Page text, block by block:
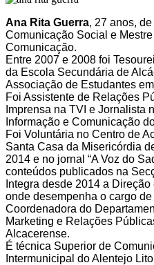
Ana Rita Guerra, 27 anos,
Comunicação Social e
Comunicação.
Entre 2007 e 2008 foi
da Escola Secundária de
Associação de Estudantes
Foi Assistente de Relações
Imprensa na TVI e Jornalista
Informação e Comunicação
Foi Voluntária no Centro de
Santa Casa da Misericórdia
2014 e no jornal “A Voz do
conteúdos publicados na
Integra desde 2014 a
onde desempenha o cargo
Coordenadora do
Marketing e Relações
Alcacerense.
É técnica Superior de
Intermunicipal do Alentejo